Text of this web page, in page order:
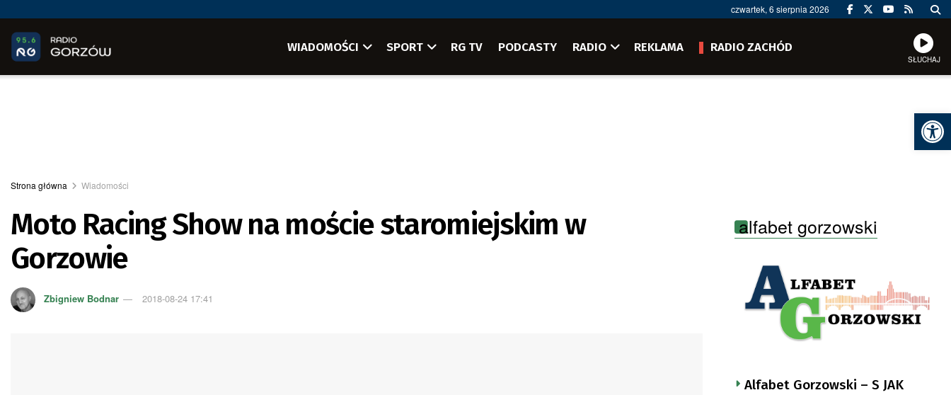
czwartek, 6 sierpnia 2026
WIADOMOŚCI SPORT RG TV PODCASTY RADIO REKLAMA RADIO ZACHÓD
SŁUCHAJ
Strona główna Wiadomości
Moto Racing Show na moście staromiejskim w
Gorzowie
Zbigniew Bodnar 2018-08-24 17:41
alfabet gorzowski
Alfabet Gorzowski – S JAK